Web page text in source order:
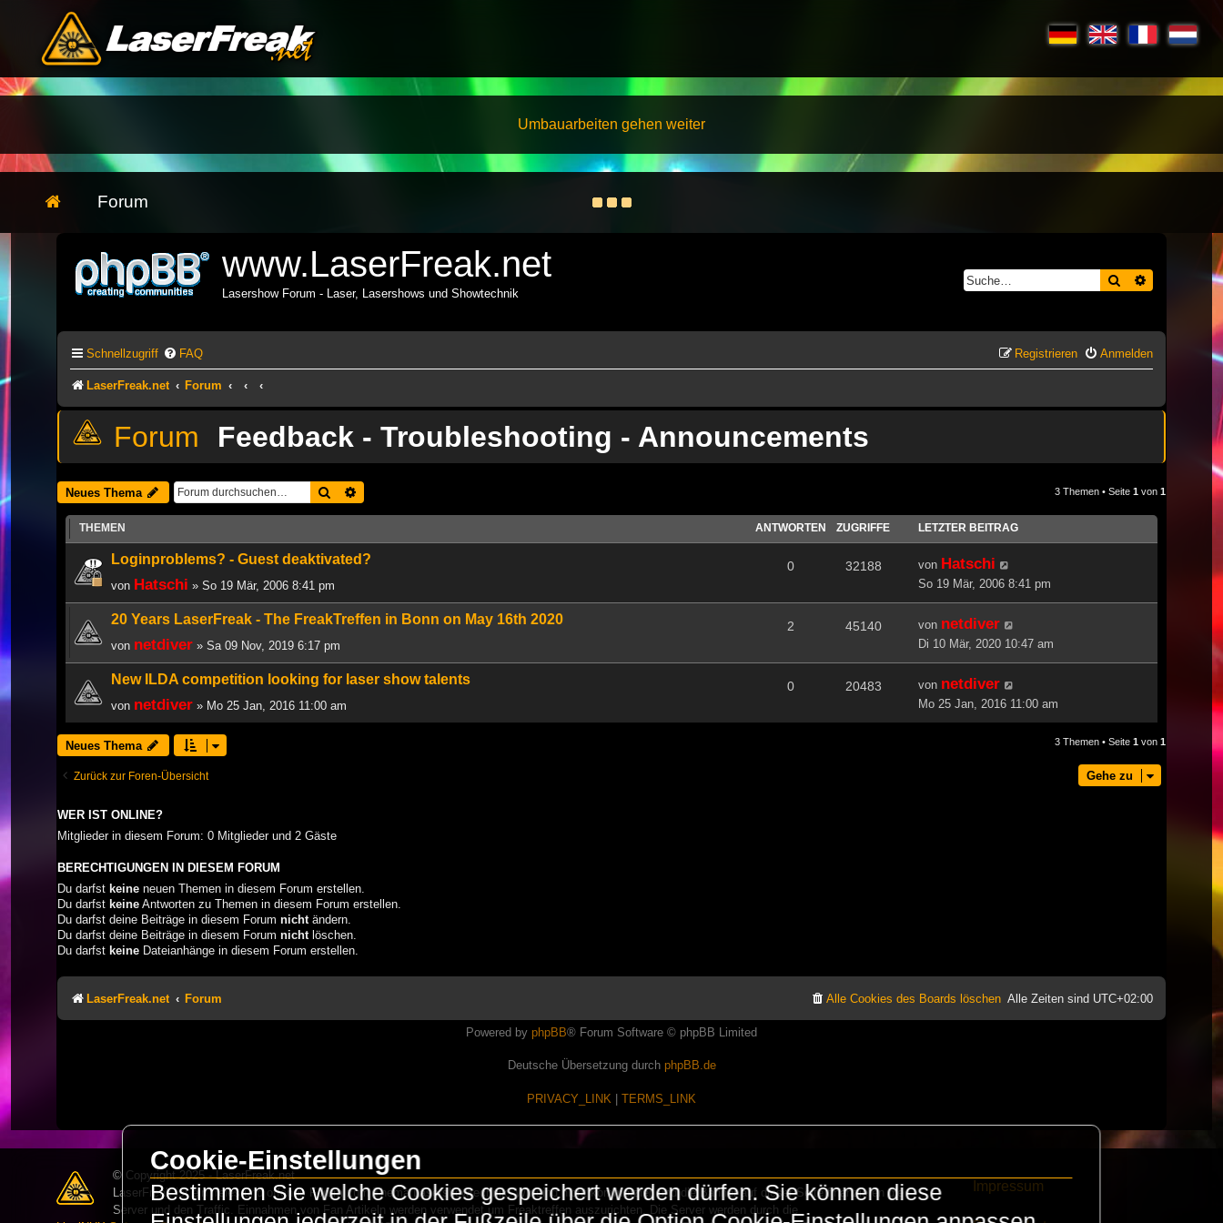
Umbauarbeiten gehen weiter
Forum
www.LaserFreak.net
Lasershow Forum - Laser, Lasershows und Showtechnik
Suche Erweiterte
Schnellzugriff FAQ Anmelden
Registrieren
LaserFreak.net Forum
Feedback - Troubleshooting - Announcements
Neues Thema Suche 3 Themen • Seite 1 von 1
THEMEN ANTWORTEN ZUGRIFFE LETZTER BEITRAG
Loginproblems? - Guest deaktivated?
von Hatschi » So 19 Mär, 2006 8:41 pm
0 32188 von Hatschi
So 19 Mär, 2006 8:41 pm
20 Years LaserFreak - The FreakTreffen in Bonn on May 16th 2020
von netdiver » Sa 09 Nov, 2019 6:17 pm
2 45140 von netdiver
Di 10 Mär, 2020 10:47 am
New ILDA competition looking for laser show talents
von netdiver » Mo 25 Jan, 2016 11:00 am
0 20483 von netdiver
Mo 25 Jan, 2016 11:00 am
Neues Thema 3 Themen • Seite 1 von 1
Zurück zur Foren-Übersicht Gehe zu
WER IST ONLINE?
Mitglieder in diesem Forum: 0 Mitglieder und 2 Gäste
BERECHTIGUNGEN IN DIESEM FORUM
Du darfst keine neuen Themen in diesem Forum erstellen.
Du darfst keine Antworten zu Themen in diesem Forum erstellen.
Du darfst deine Beiträge in diesem Forum nicht ändern.
Du darfst deine Beiträge in diesem Forum nicht löschen.
Du darfst keine Dateianhänge in diesem Forum erstellen.
LaserFreak.net Forum Alle Zeiten sind UTC+02:00
Alle Cookies des Boards löschen
Powered by phpBB® Forum Software © phpBB Limited
Deutsche Übersetzung durch phpBB.de
PRIVACY_LINK TERMS_LINK
© Copyright 2025 - LaserFreak.net
LaserFreak ist ein freies und offenes Forum zum Thema Lasershowtechnik. Wir sind nicht kommerziell und die Banner auf dieser Seite finanzieren die
Server und den Traffic. Einnahmen von Fan Artikeln werden verwendet um Freaktreffen auszurichten. Die Server werden durch die
Impressum
Cookie-Einstellungen
Bestimmen Sie welche Cookies gespeichert werden dürfen. Sie können diese